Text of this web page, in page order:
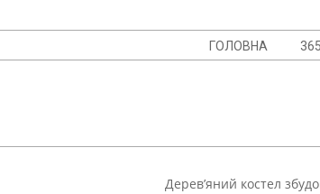
Menu
ГОЛОВНА
Дерев’яний костел